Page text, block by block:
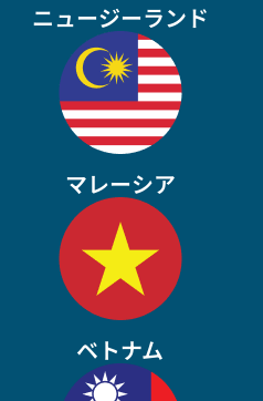
ニュージーランド
マレーシア
ベトナム